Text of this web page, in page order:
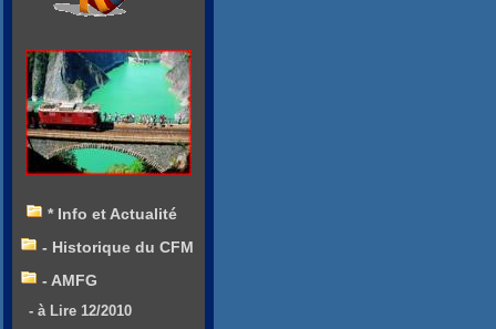
* Info et Actualité
- Historique du CFM
- AMFG
- à Lire 12/2010